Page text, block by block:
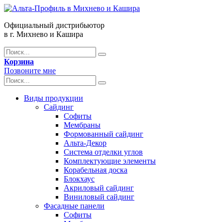
Официальный дистрибьютор
в г. Михнево и Кашира
Корзина
Позвоните мне
Виды продукции
Сайдинг
Софиты
Мембраны
Формованный сайдинг
Альта-Декор
Система отделки углов
Комплектующие элементы
Корабельная доска
Блокхаус
Акриловый сайдинг
Виниловый сайдинг
Фасадные панели
Софиты